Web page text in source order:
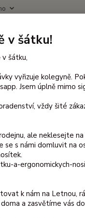
(Po-
dámské legíny -
-
pasu
jako
v šátku!
šátku,
vyřizuje kolegyně.
Jsem úplně mimo
vždy šité
ale neklesejte na
se s námi domluvit na
a-ergonomickych-
k nám na Letnou,
a zasvětíme vás